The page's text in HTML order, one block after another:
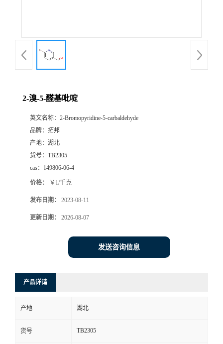
2-溴-5-醛基吡啶
英文名称： 2-Bromopyridine-5-carbaldehyde
品牌： 拓邦
产地： 湖北
货号： TB2305
cas： 149806-06-4
价格： ￥1/千克
发布日期： 2023-08-11
更新日期： 2026-08-07
发送咨询信息
产品详请
产地 湖北
货号 TB2305